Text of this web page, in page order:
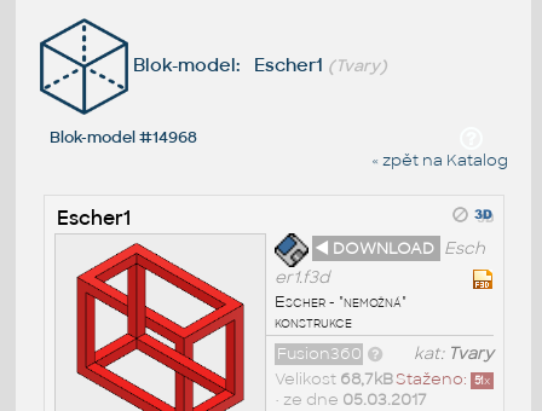
Blok-model: Escher1 (Tvary)
Blok-model #14968
« zpět na Katalog
Escher1
◄ DOWNLOAD Esch
er1.f3d
Escher - "nemožná"
konstrukce
kat: Tvary
Fusion360
Staženo: 51x
Velikost 68,7kB
• ze dne 05.03.2017